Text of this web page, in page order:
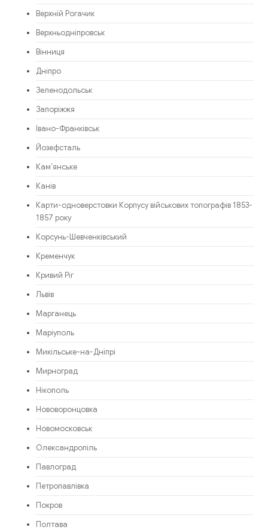
Верхній Рогачик
Верхньодніпровськ
Вінниця
Дніпро
Зеленодольськ
Запоріжжя
Івано-Франківськ
Йозефсталь
Кам’янське
Канів
Карти-одноверстовки Корпусу військових топографів 1853-
1857 року
Корсунь-Шевченківський
Кременчук
Кривий Ріг
Львів
Марганець
Маріуполь
Микільське-на-Дніпрі
Мирноград
Нікополь
Нововоронцовка
Новомосковськ
Олександропіль
Павлоград
Петропавлівка
Покров
Полтава